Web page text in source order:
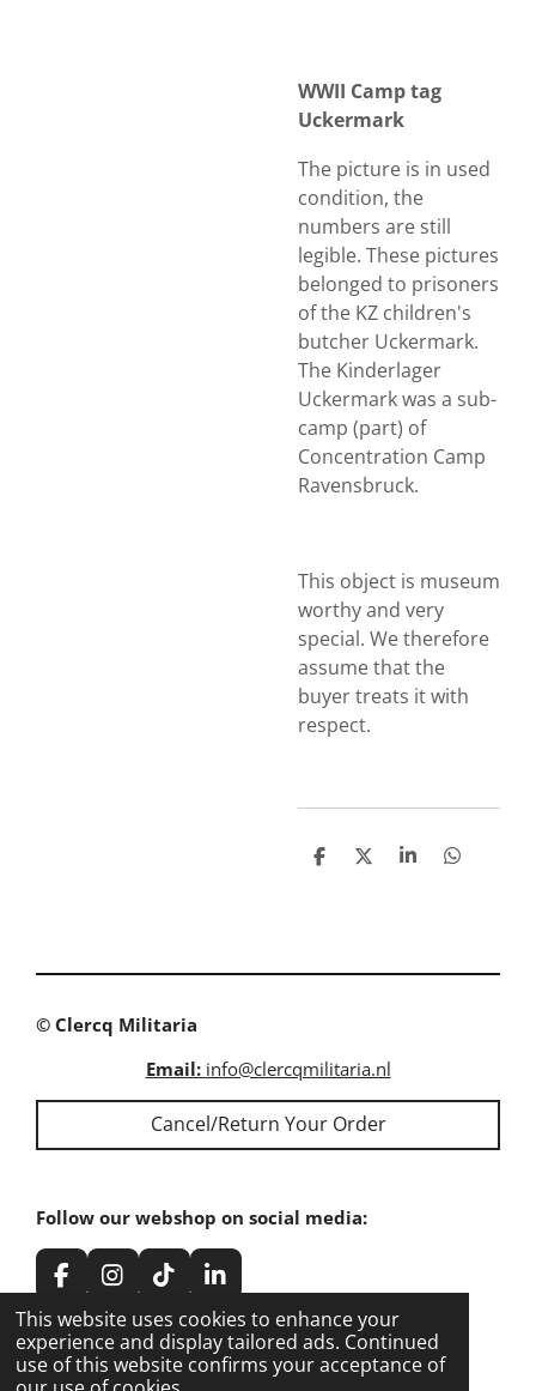
This website uses cookies to enhance your
experience and display tailored ads. Continued
use of this website confirms your acceptance of
WWII Camp tag
Uckermark
The picture is in used
condition, the
numbers are still
legible. These pictures
belonged to prisoners
of the KZ children's
butcher Uckermark.
The Kinderlager
Uckermark was a sub-
camp (part) of
Concentration Camp
Ravensbruck.
This object is museum
worthy and very
special. We therefore
assume that the
buyer treats it with
respect.
S
S
S
S
© Clercq Militaria
Email: info@clercqmilitaria.nl
Cancel/Return Your Order
Follow our webshop on social media:
F
c
e
b
I
s
t
a
T
k
T
o
L
i
n
k
e
Share our webshop on social media: